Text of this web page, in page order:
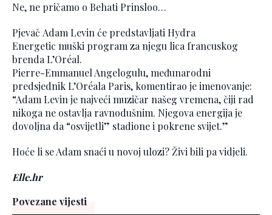
Ne, ne pričamo o Behati Prinsloo…
Pjevač Adam Levin će predstavljati Hydra
Energetic muški program za njegu lica francuskog
brenda L’Oréal.
Pierre-Emmanuel Angelogulu, međunarodni
predsjednik L’Oréala Paris, komentirao je imenovanje:
“Adam Levin je najveći muzičar našeg vremena, čiji rad
nikoga ne ostavlja ravnodušnim. Njegova energija je
dovoljna da “osvijetli” stadione i pokrene svijet.”
Hoće li se Adam snaći u novoj ulozi? Živi bili pa vidjeli.
Elle.hr
Povezane vijesti